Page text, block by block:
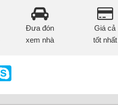
Đưa đón
xem nhà
Giá cả
tốt nhất